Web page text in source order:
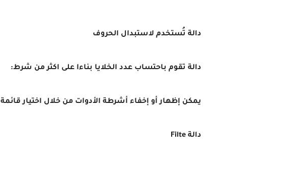
دالة تُستخدم لاستبدال الحروف
دالة تقوم باحتساب عدد الخلايا بناءا على اكثر من شرط:
يمكن إظهار أو إخفاء أشرطة الأدوات من خلال اختيار قائمة
دالة Filte